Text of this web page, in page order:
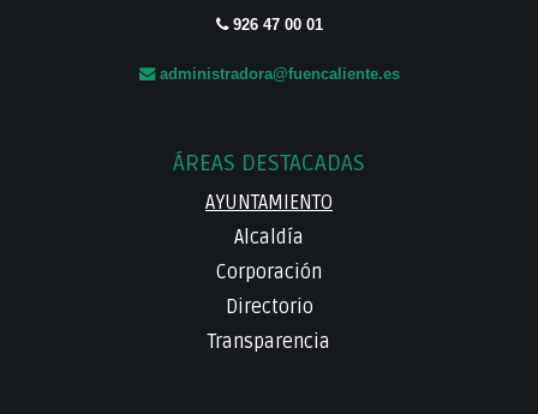
926 47 00 01
administradora@fuencaliente.es
ÁREAS DESTACADAS
AYUNTAMIENTO
Alcaldía
Corporación
Directorio
Transparencia